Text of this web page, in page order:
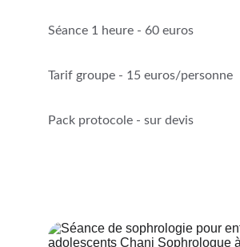
Séance 1 heure - 60 euros
Tarif groupe - 15 euros/personne
Pack protocole - sur devis